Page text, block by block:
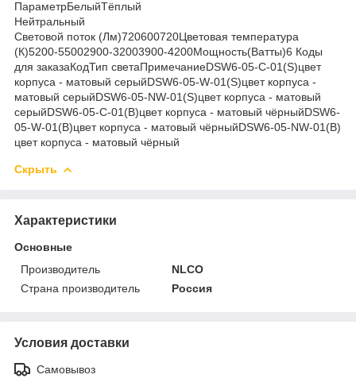
ПараметрБелыйТёплый
Нейтральный
Световой поток (Лм)720600720Цветовая температура
(К)5200-55002900-32003900-4200Мощность(Ватты)6 Коды
для заказаКодТип светаПримечаниеDSW6-05-C-01(S)цвет
корпуса - матовый серыйDSW6-05-W-01(S)цвет корпуса -
матовый серыйDSW6-05-NW-01(S)цвет корпуса - матовый
серыйDSW6-05-C-01(B)цвет корпуса - матовый чёрныйDSW6-
05-W-01(B)цвет корпуса - матовый чёрныйDSW6-05-NW-01(B)
цвет корпуса - матовый чёрный
Скрыть
Характеристики
Основные
Производитель
NLCO
Страна производитель
Россия
Условия доставки
Самовывоз